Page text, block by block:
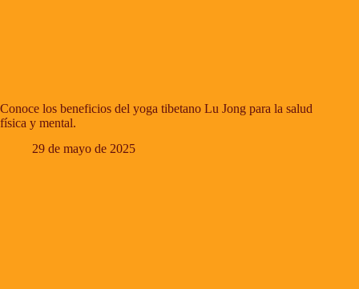
Conoce los beneficios del yoga tibetano Lu Jong para la salud
física y mental.
29 de mayo de 2025